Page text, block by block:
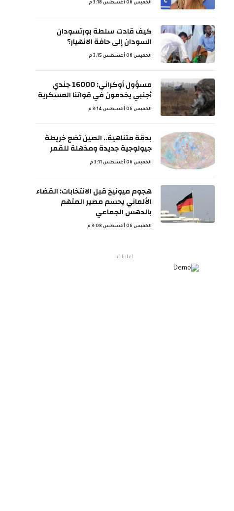
الخميس 06 أغسطس 3:18 م
كيف قادت سلطة بورتسودان
السودان إلى حافة الانهيار؟
الخميس 06 أغسطس 3:15 م
مسؤول أوكراني: 16000 جندي
أجنبي يخدمون في قواتنا العسكرية
الخميس 06 أغسطس 3:14 م
بدقة متناهية.. الصين تضع خريطة
جيولوجية جديدة ومذهلة للقمر
الخميس 06 أغسطس 3:11 م
هجوم ميونيخ قبل الانتخابات: القضاء
الألماني يحسم مصير المتهم
بالدهس الجماعي
الخميس 06 أغسطس 3:08 م
اعلانات